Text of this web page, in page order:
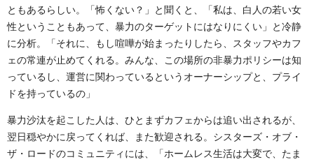
ともあるらしい。「怖くない？」と聞くと、「私は、白人の若い女
性ということもあって、暴力のターゲットにはなりにくい」と冷静
に分析。「それに、もし喧嘩が始まったりしたら、スタッフやカフ
ェの常連が止めてくれる。みんな、この場所の非暴力ポリシーは知
っているし、運営に関わっているというオーナーシップと、プライ
ドを持っているの」
暴力沙汰を起こした人は、ひとまずカフェからは追い出されるが、
翌日穏やかに戻ってくれば、また歓迎される。シスターズ・オブ・
ザ・ロードのコミュニティには、「ホームレス生活は大変で、たま